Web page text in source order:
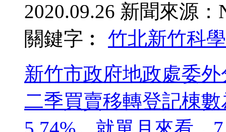
2020.09.26 新聞來源：
關鍵字︰ 竹北新竹科
新竹市政府地政處委
二季買賣移轉登記棟